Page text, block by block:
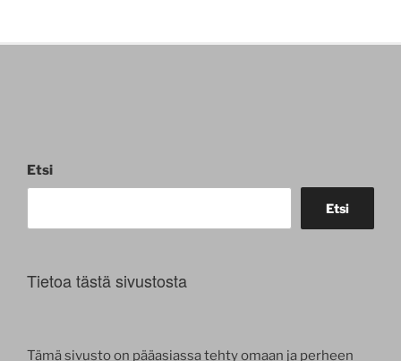
Etsi
Etsi
Tietoa tästä sivustosta
Tämä sivusto on pääasiassa tehty omaan ja perheen